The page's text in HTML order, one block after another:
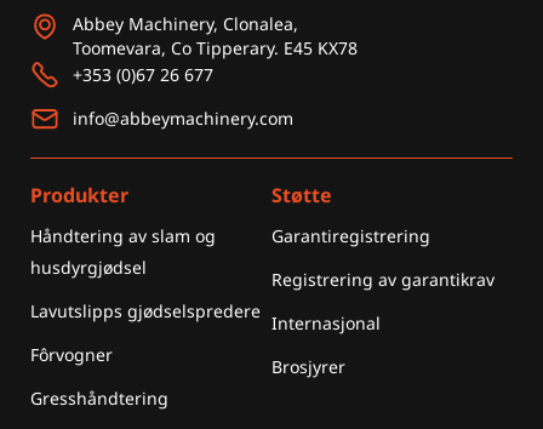
Abbey Machinery, Clonalea,
Toomevara, Co Tipperary. E45 KX78
+353 (0)67 26 677
info@abbeymachinery.com
Produkter
Håndtering av slam og
husdyrgjødsel
Lavutslipps gjødselspredere
Fôrvogner
Gresshåndtering
Støtte
Garantiregistrering
Registrering av garantikrav
Internasjonal
Brosjyrer